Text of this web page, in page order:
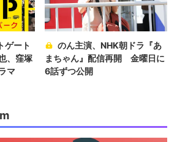
ゲート
、窪塚
マ
のん主演、NHK朝ドラ『あ
まちゃん』配信再開 金曜日に
6話ずつ公開